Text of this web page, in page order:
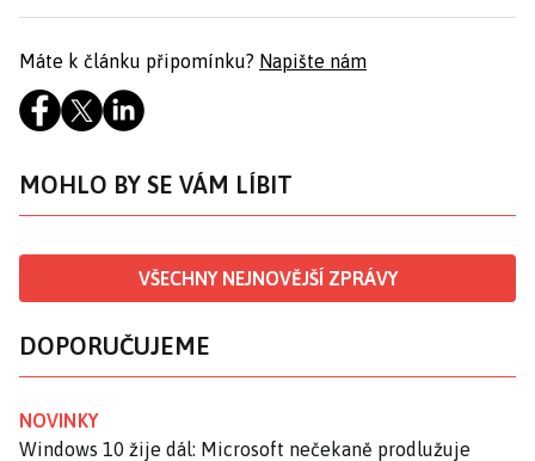
Máte k článku připomínku? Napište nám
MOHLO BY SE VÁM LÍBIT
VŠECHNY NEJNOVĚJŠÍ ZPRÁVY
DOPORUČUJEME
NOVINKY
Windows 10 žije dál: Microsoft nečekaně prodlužuje